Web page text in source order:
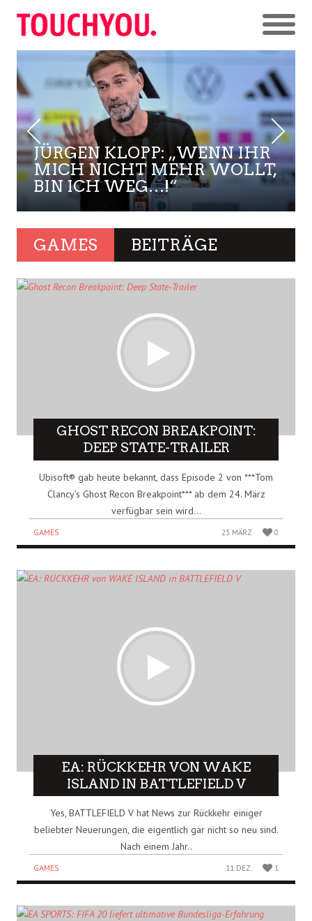
JÜRGEN KLOPP: „WENN IHR
MICH NICHT MEHR WOLLT,
BIN ICH WEG…!“
GAMES BEITRÄGE
GHOST RECON BREAKPOINT:
DEEP STATE-TRAILER
Ubisoft® gab heute bekannt, dass Episode 2 von ***Tom
Clancy’s Ghost Recon Breakpoint*** ab dem 24. März
verfügbar sein wird...
GAMES 23 MÄRZ 0
EA: RÜCKKEHR VON WAKE
ISLAND IN BATTLEFIELD V
Yes, BATTLEFIELD V hat News zur Rückkehr einiger
beliebter Neuerungen, die eigentlich gar nicht so neu sind.
Nach einem Jahr..
GAMES 11 DEZ. 1